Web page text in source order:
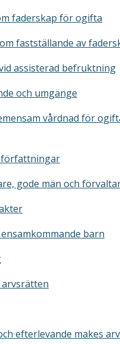
faderskap för ogifta
fastställande av
assisterad befruktning
och umgänge
vårdnad för
författningar
gode män och
barn
arvsrätten
efterlevande makes